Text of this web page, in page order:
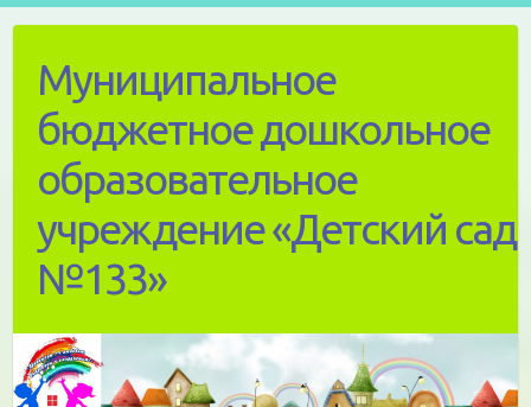
contentМуниципальное
бюджетное дошкольное
образовательное
учреждение «Детский сад
№133»